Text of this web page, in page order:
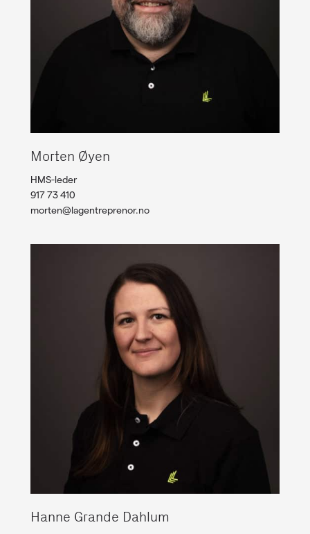
Morten Øyen
HMS-leder
917 73 410
morten@lagentreprenor.no
Hanne Grande Dahlum